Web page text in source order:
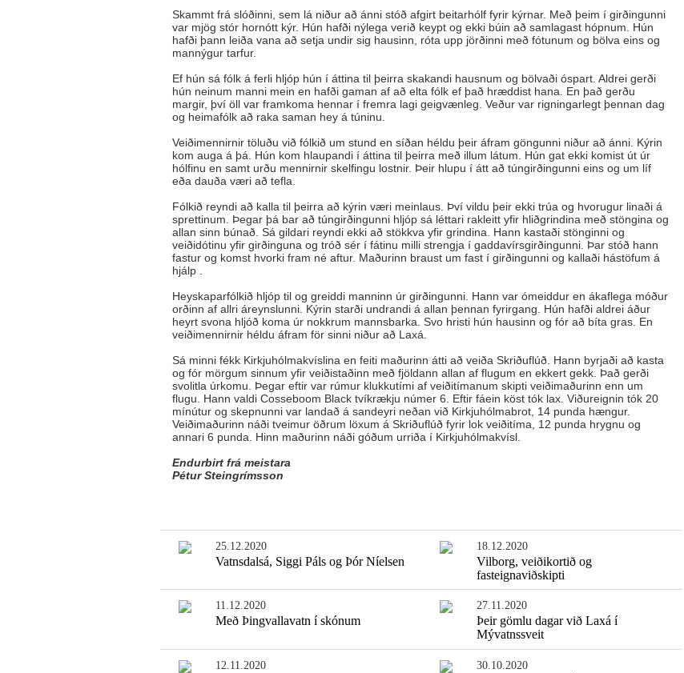
Skammt frá slóðinni, sem lá niður að ánni stóð afgirt beitarhólf fyrir kýrnar. Með þeim í girðingunni
var mjög stór hornótt kýr. Hún hafði nýlega verið keypt og ekki búin að samlagast hópnum. Hún
hafði þann leiða vana að setja undir sig hausinn, róta upp jörðinni með fótunum og bölva eins og
mannýgur tarfur.
Ef hún sá fólk á ferli hljóp hún í áttina til þeirra skakandi hausnum og bölvaði óspart. Aldrei gerði
hún neinum manni mein en hafði gaman af að elta fólk ef það hræddist hana. En það gerðu
margir, því öll var framkoma hennar í fremra lagi geigvænleg. Veður var rigningarlegt þennan dag
og heimafólk að raka saman hey á túninu.
Veiðimennirnir töluðu við fólkið um stund en síðan héldu þeir áfram göngunni niður að ánni. Kýrin
kom auga á þá. Hún kom hlaupandi í áttina til þeirra með illum látum. Hún gat ekki komist út úr
hólfinu en samt urðu mennirnir skelfingu lostnir. Þeir hlupu í átt að túngirðingunni eins og um líf
eða dauða væri að tefla.
Fólkið reyndi að kalla til þeirra að kýrin væri meinlaus. Því vildu þeir ekki trúa og hvorugur linaði á
sprettinum. Þegar þá bar að túngirðingunni hljóp sá léttari rakleitt yfir hliðgrindina með stöngina og
allan sinn búnað. Sá gildari reyndi ekki að stökkva yfir grindina. Hann kastaði stönginni og
veiðidótinu yfir girðinguna og tróð sér í fátinu milli strengja í gaddavírsgirðingunni. Þar stóð hann
fastur og komst hvorki fram né aftur. Maðurinn braust um fast í girðingunni og kallaði hástöfum á
hjálp .
Heyskaparfólkið hljóp til og greiddi manninn úr girðingunni. Hann var ómeiddur en ákaflega móður
orðinn af allri áreynslunni. Kýrin starði undrandi á allan þennan fyrirgang. Hún hafði aldrei áður
heyrt svona hljóð koma úr nokkrum mannsbarka. Svo hristi hún hausinn og fór að bíta gras. En
veiðimennirnir héldu áfram för sinni niður að Laxá.
Sá minni fékk Kirkjuhólmakvíslina en feiti maðurinn átti að veiða Skriðuflúð. Hann byrjaði að kasta
og fór mörgum sinnum yfir veiðistaðinn með fjöldann allan af flugum en ekkert gekk. Það gerði
svolitla úrkomu. Þegar eftir var rúmur klukkutími af veiðitímanum skipti veiðimaðurinn enn um
flugu. Hann valdi Cosseboom Black tvíkrækju númer 6. Eftir fáein köst tók lax. Viðureignin tók 20
mínútur og skepnunni var landað á sandeyri neðan við Kirkjuhólmabrot, 14 punda hængur.
Veiðimaðurinn náði tveimur öðrum löxum á Skriðuflúð fyrir lok veiðitíma, 12 punda hrygnu og
annari 6 punda. Hinn maðurinn náði góðum urriða í Kirkjuhólmakvísl.
Endurbirt frá meistara
Pétur Steingrímsson
25.12.2020
Vatnsdalsá, Siggi Páls og Þór Níelsen
18.12.2020
Vilborg, veiðikortið og
fasteignaviðskipti
11.12.2020
Með Þingvallavatn í skónum
27.11.2020
Þeir gömlu dagar við Laxá í
Mývatnssveit
12.11.2020 30.10.2020